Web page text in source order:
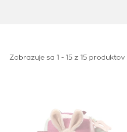
Zobrazuje sa 1 - 15 z 15 produktov